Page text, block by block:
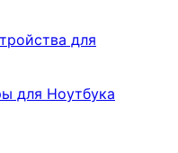
для
для Ноутбука